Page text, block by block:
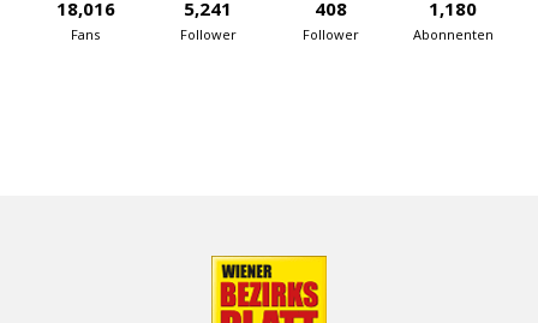
18,016
Fans
5,241
Follower
408
Follower
1,180
Abonnenten